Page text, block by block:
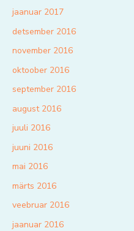
jaanuar 2017
detsember 2016
november 2016
oktoober 2016
september 2016
august 2016
juuli 2016
juuni 2016
mai 2016
märts 2016
veebruar 2016
jaanuar 2016